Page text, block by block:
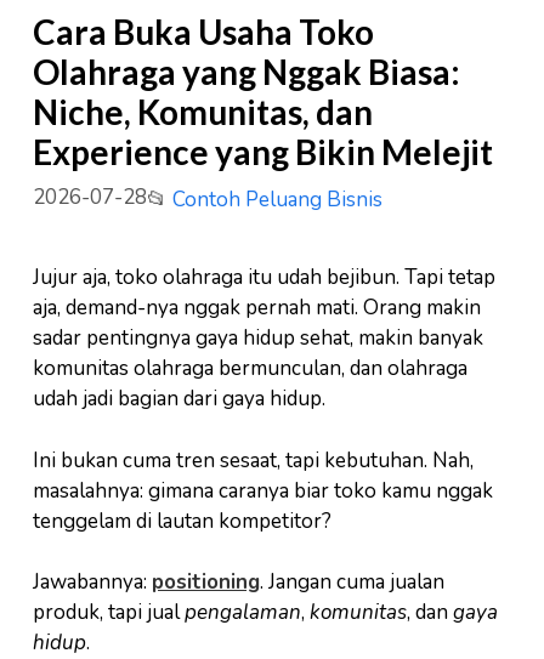
Cara Buka Usaha Toko
Olahraga yang Nggak Biasa:
Niche, Komunitas, dan
Experience yang Bikin Melejit
2026-07-28📂 Contoh Peluang Bisnis
Jujur aja, toko olahraga itu udah bejibun. Tapi tetap
aja, demand-nya nggak pernah mati. Orang makin
sadar pentingnya gaya hidup sehat, makin banyak
komunitas olahraga bermunculan, dan olahraga
udah jadi bagian dari gaya hidup.
Ini bukan cuma tren sesaat, tapi kebutuhan. Nah,
masalahnya: gimana caranya biar toko kamu nggak
tenggelam di lautan kompetitor?
Jawabannya: positioning. Jangan cuma jualan
produk, tapi jualpengalaman, komunitas, dangaya
hidup.